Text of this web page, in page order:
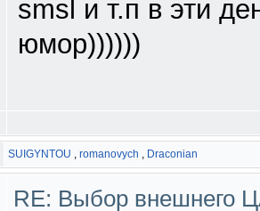
smsl и т.п в эти
юмор))))))
SUIGYNTOU , romanovych , Draconian
RE: Выбор внешнего